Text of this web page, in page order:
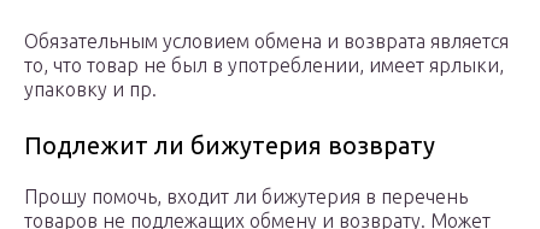
Обязательным условием обмена и возврата является
то, что товар не был в употреблении, имеет ярлыки,
упаковку и пр.
Подлежит ли бижутерия возврату
Прошу помочь, входит ли бижутерия в перечень
товаров не подлежащих обмену и возврату. Может